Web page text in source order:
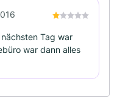
Tag war
war dann alles